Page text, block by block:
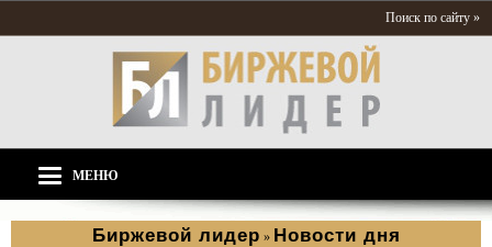
Поиск по сайту »
МЕНЮ
Биржевой лидер » Новости дня